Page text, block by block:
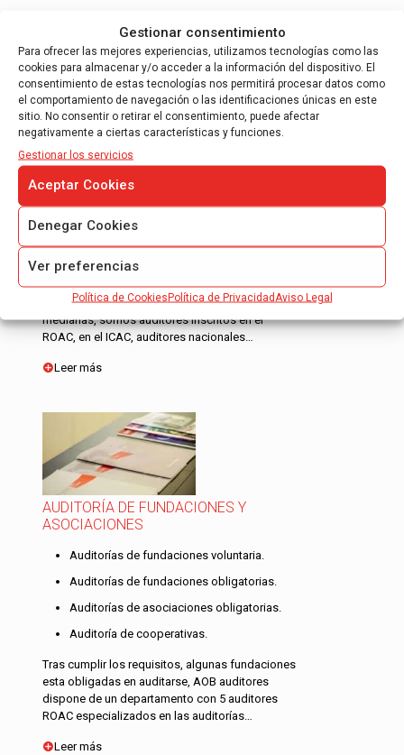
Gestionar consentimiento
Para ofrecer las mejores experiencias, utilizamos tecnologías como las
cookies para almacenar y/o acceder a la información del dispositivo. El
consentimiento de estas tecnologías nos permitirá procesar datos como
el comportamiento de navegación o las identificaciones únicas en este
sitio. No consentir o retirar el consentimiento, puede afectar
negativamente a ciertas características y funciones.
Gestionar los servicios
Aceptar Cookies
Denegar Cookies
Ver preferencias
Política de CookiesPolítica de Privacidad Aviso Legal
AUDITORÍA DE CUENTAS ANUALES
Auditores ROAC en Barcelona y Madrid
Auditoria de Cuentas Anuales Obligatoria
Auditoria de Cuentas Anuales Voluntaria
En AOB auditores confeccionamos informes de
auditoría de cuentas anuales para entidades
medianas, somos auditores inscritos en el
ROAC, en el ICAC, auditores nacionales…
Leer más
AUDITORÍA DE FUNDACIONES Y
ASOCIACIONES
Auditorías de fundaciones voluntaria.
Auditorías de fundaciones obligatorias.
Auditorías de asociaciones obligatorias.
Auditoría de cooperativas.
Tras cumplir los requisitos, algunas fundaciones
esta obligadas en auditarse, AOB auditores
dispone de un departamento con 5 auditores
ROAC especializados en las auditorías…
Leer más